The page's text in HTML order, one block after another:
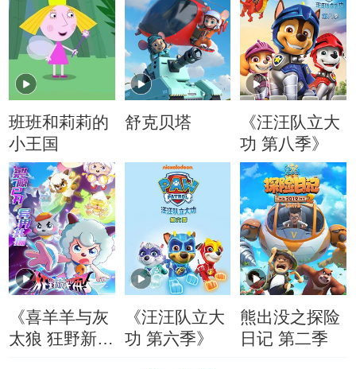
班班和莉莉的
小王国
舒克贝塔
《汪汪队立大
功 第八季》
《喜羊羊与灰
太狼 狂野新宇
《汪汪队立大
功 第六季》
熊出没之探险
日记 第二季